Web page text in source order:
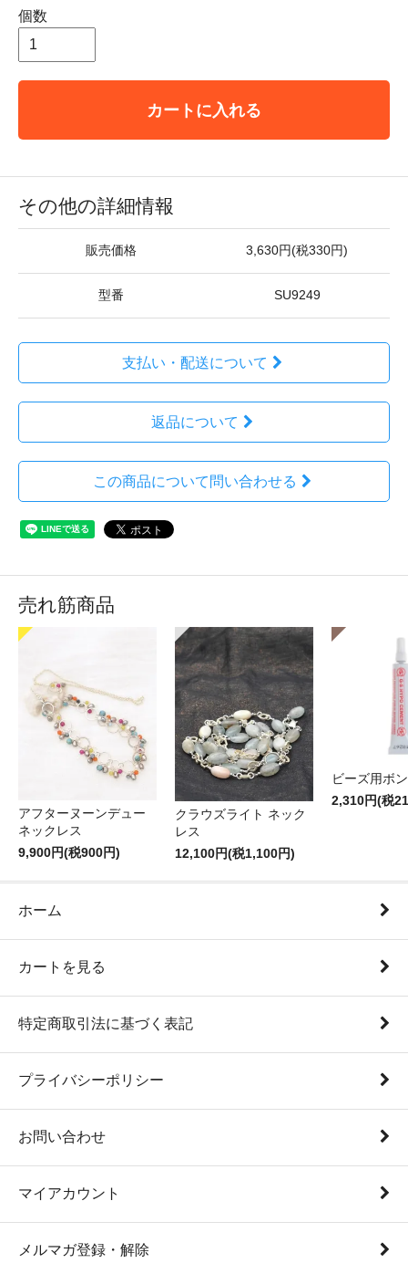
個数
カートに入れる
その他の詳細情報
販売価格 3,630円(税330円)
型番 SU9249
支払い・配送について
返品について
この商品について問い合わせる
売れ筋商品
アフターヌーンデュー
ネックレス
9,900円(税900円)
クラウズライト ネック
レス
12,100円(税1,100円)
ビーズ用ボ
2,310円(税
ホーム
カートを見る
特定商取引法に基づく表記
プライバシーポリシー
お問い合わせ
マイアカウント
メルマガ登録・解除